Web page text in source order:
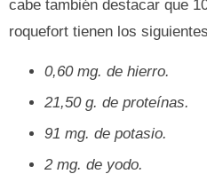
cabe también destacar que
roquefort tienen los
0,60 mg. de hierro.
21,50 g. de proteínas.
91 mg. de potasio.
2 mg. de yodo.